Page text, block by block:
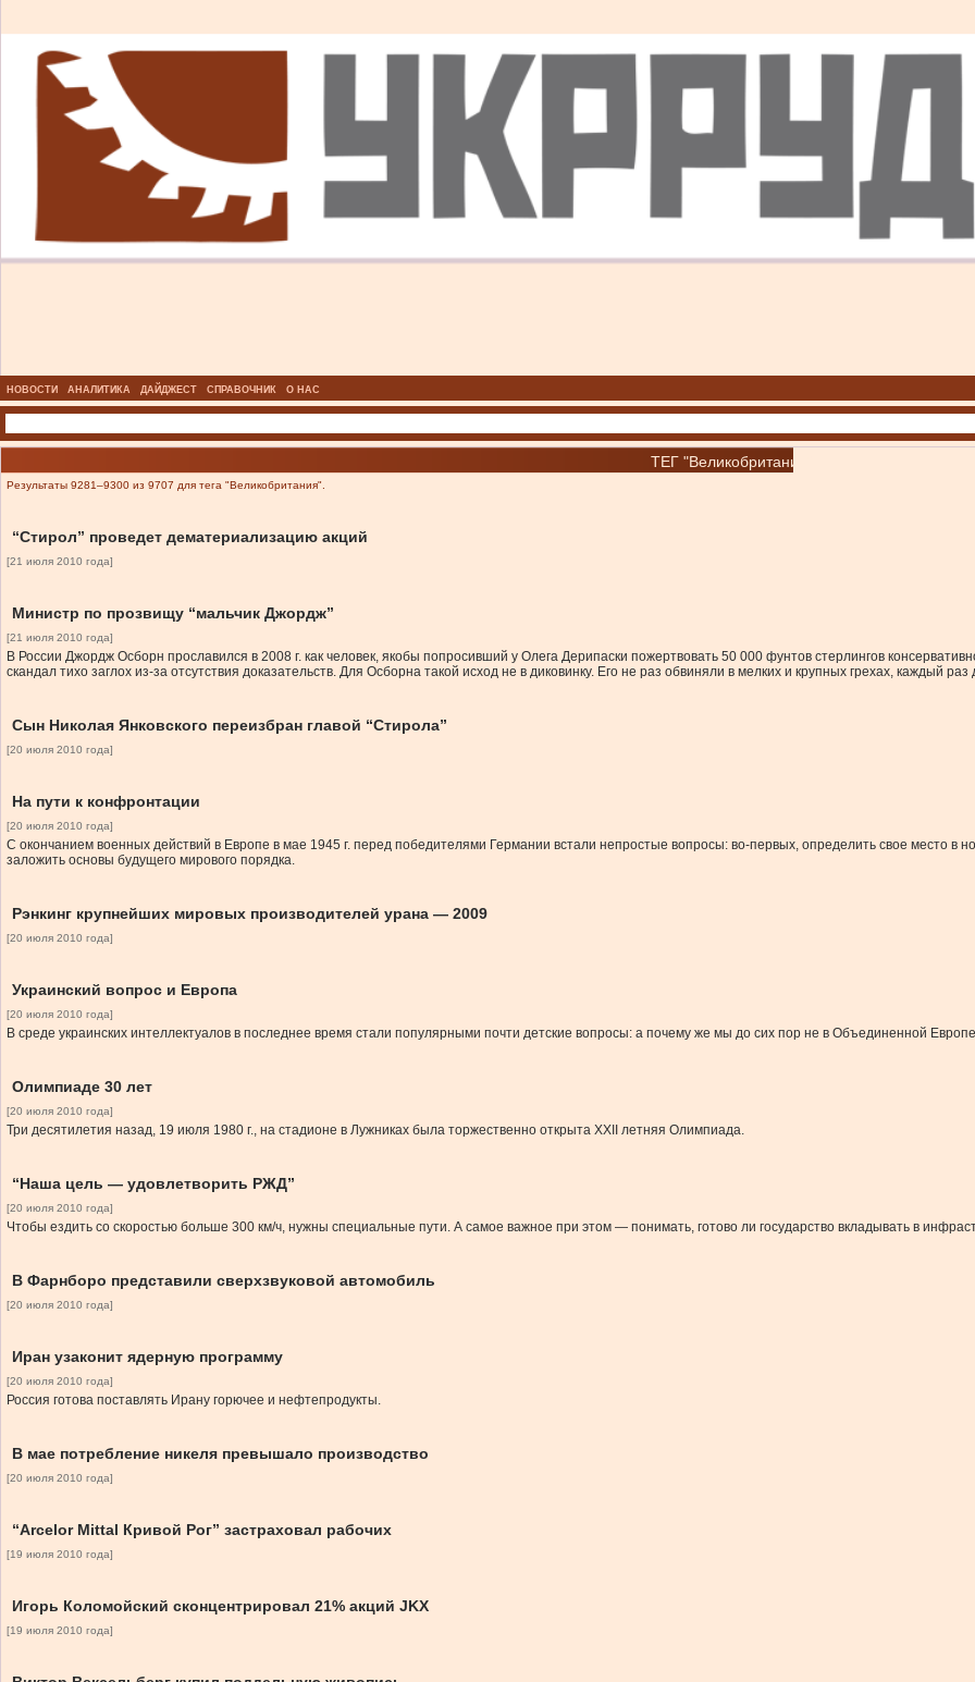
НОВОСТИ АНАЛИТИКА ДАЙДЖЕСТ СПРАВОЧНИК О НАС
ТЕГ "Великобритания"
Результаты 9281–9300 из 9707 для тега "Великобритания".
“Стирол” проведет дематериализацию акций
[21 июля 2010 года]
Министр по прозвищу “мальчик Джордж”
[21 июля 2010 года]
В России Джордж Осборн прославился в 2008 г. как человек, якобы попросивший у Олега Дерипаски пожертвовать 50 000 фунтов стерлингов
скандал тихо заглох из-за отсутствия доказательств. Для Осборна такой исход не в диковинку. Его не раз обвиняли в мелких и крупных грехах, каждый
Сын Николая Янковского переизбран главой “Стирола”
[20 июля 2010 года]
На пути к конфронтации
[20 июля 2010 года]
С окончанием военных действий в Европе в мае 1945 г. перед победителями Германии встали непростые вопросы: во-первых, определить свое место в
заложить основы будущего мирового порядка.
Рэнкинг крупнейших мировых производителей урана — 2009
[20 июля 2010 года]
Украинский вопрос и Европа
[20 июля 2010 года]
В среде украинских интеллектуалов в последнее время стали популярными почти детские вопросы: а почему же мы до сих пор не в Объединенной
Олимпиаде 30 лет
[20 июля 2010 года]
Три десятилетия назад, 19 июля 1980 г., на стадионе в Лужниках была торжественно открыта ХХII летняя Олимпиада.
“Наша цель — удовлетворить РЖД”
[20 июля 2010 года]
Чтобы ездить со скоростью больше 300 км/ч, нужны специальные пути. А самое важное при этом — понимать, готово ли государство вкладывать в
В Фарнборо представили сверхзвуковой автомобиль
[20 июля 2010 года]
Иран узаконит ядерную программу
[20 июля 2010 года]
Россия готова поставлять Ирану горючее и нефтепродукты.
В мае потребление никеля превышало производство
[20 июля 2010 года]
“Arcelor Mittal Кривой Рог” застраховал рабочих
[19 июля 2010 года]
Игорь Коломойский сконцентрировал 21% акций JKX
[19 июля 2010 года]